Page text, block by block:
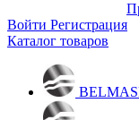
Войти Регистрация
Каталог товаров